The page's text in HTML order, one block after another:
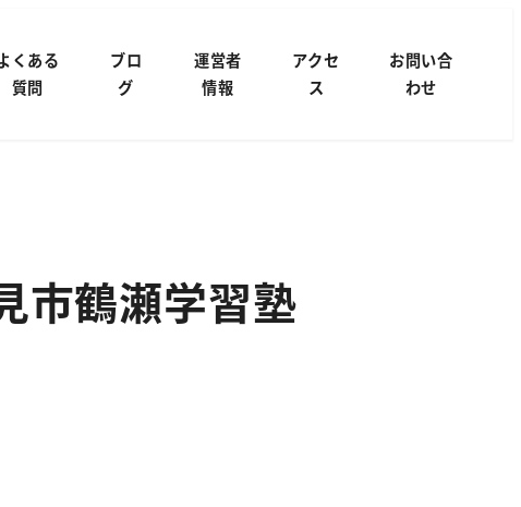
くある
質問
ブロ
グ
運営者
情報
アクセ
ス
お問い合
わせ
市鶴瀬学習塾